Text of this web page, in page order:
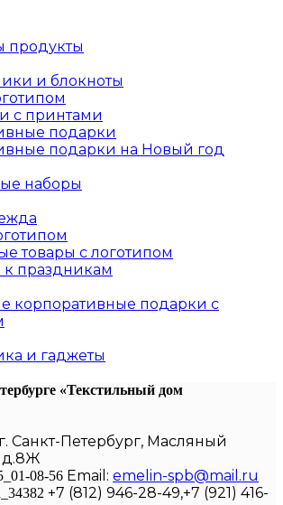
продукты
и блокноты
с принтами
подарки
подарки на Новый год
наборы
товары с логотипом
праздникам
корпоративные подарки с
и гаджеты
«Текстильный дом
Санкт-Петербург, Масляный
д.8Ж
Email: emelin-spb@mail.ru
+7 (812) 946-28-49,+7 (921) 416-